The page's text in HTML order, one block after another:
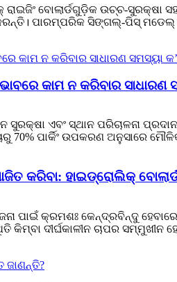
ବୋଲାର୍ଡଗୁଡ଼ିକ ଉଚ୍ଚ-
ପାରମ୍ପରିକ ସିଙ୍ଗଲ୍-ପିସ୍ ମଡେଲ୍
କାମ ନ କରିବାର ସାଧାରଣ
ସୁରକ୍ଷା ଏବଂ ସ୍ଥାନ ପରିଚାଳନା
70% ପାର୍କିଂ ଉପକରଣ ଅନୁସାରେ
କରିବା: ହାଇଡ୍ରୋଲିକ୍
ପାଇଁ କ୍ରମଶଃ କେନ୍ଦ୍ରବିନ୍ଦୁ
କିମ୍ବା ଦୀର୍ଘକାଳୀନ ଚାପର